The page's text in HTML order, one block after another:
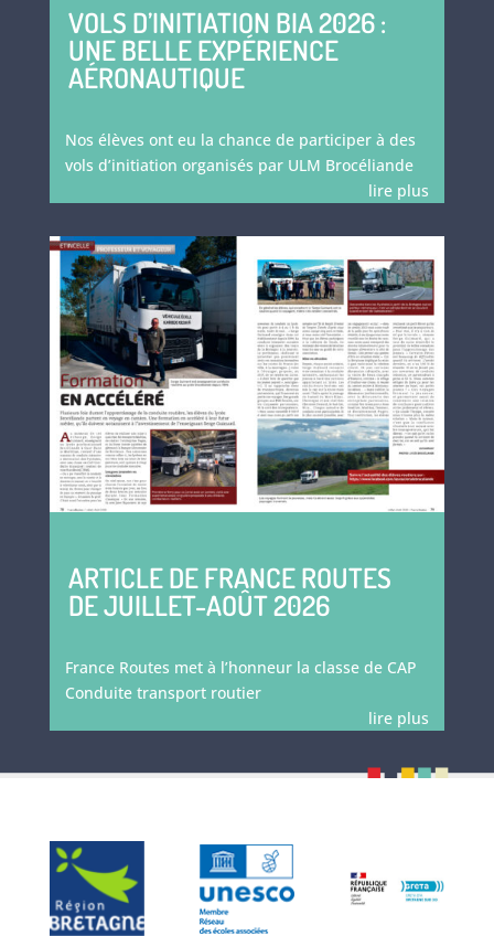
VOLS D’INITIATION BIA 2026 :
UNE BELLE EXPÉRIENCE
AÉRONAUTIQUE
Nos élèves ont eu la chance de participer à des
vols d’initiation organisés par ULM Brocéliande
lire plus
ARTICLE DE FRANCE ROUTES
DE JUILLET-AOÛT 2026
France Routes met à l’honneur la classe de CAP
Conduite transport routier
lire plus